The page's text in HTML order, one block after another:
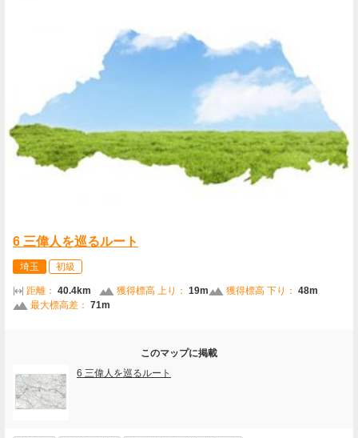
6 三偉人を巡るルート
埼玉 初級
距離： 40.4km 獲得標高 上り： 19m 獲得標高 下り： 48m
最大標高差： 71m
このマップに掲載
6 三偉人を巡るルート